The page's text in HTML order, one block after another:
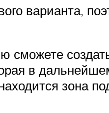
варианта,
сможете
в
зона